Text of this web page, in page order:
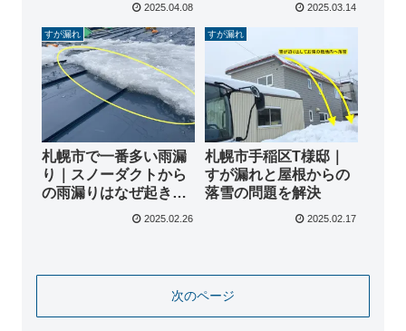
2025.04.08 2025.03.14
すが漏れ
札幌市で一番多い雨漏
り｜スノーダクトから
の雨漏りはなぜ起き
る？その原因と修理方
2025.02.26
すが漏れ
札幌市手稲区T様邸｜
すが漏れと屋根からの
落雪の問題を解決
2025.02.17
次のページ